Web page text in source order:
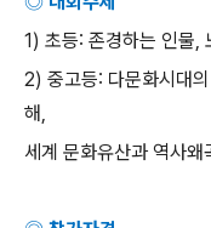
1) 초등: 존경하는 인물,
2) 중고등: 다문화시대
해,
세계 문화유산과 역사왜